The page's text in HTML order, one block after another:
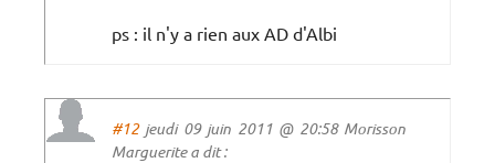
ps : il n'y a rien aux AD d'Albi
#12jeudi 09 juin 2011 @ 20:58 Morisson
Marguerite a dit :